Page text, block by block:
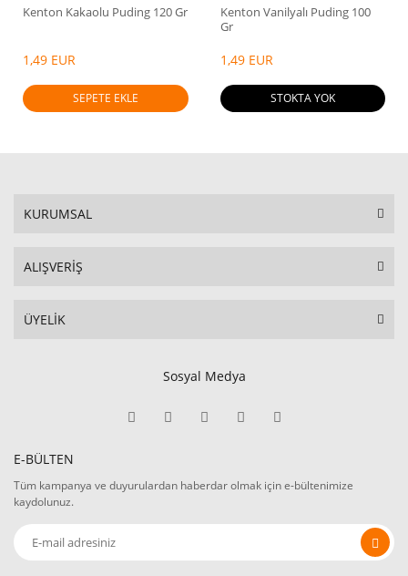
Kenton Kakaolu Puding 120 Gr
1,49 EUR
SEPETE EKLE
Kenton Vanilyalı Puding 100
Gr
1,49 EUR
STOKTA YOK
KURUMSAL
ALIŞVERİŞ
ÜYELİK
Sosyal Medya
E-BÜLTEN
Tüm kampanya ve duyurulardan haberdar olmak için e-bültenimize
kaydolunuz.